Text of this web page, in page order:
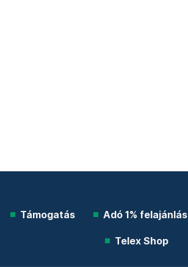
Támogatás Adó 1% felajánlás
Telex Shop